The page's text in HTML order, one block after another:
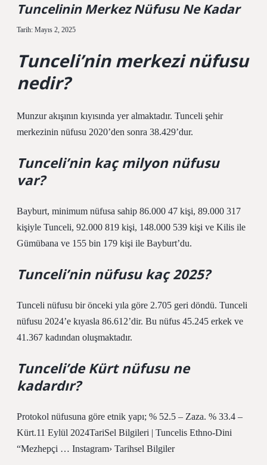
Tuncelinin Merkez Nüfusu Ne Kadar
Tarih: Mayıs 2, 2025
Tunceli’nin merkezi nüfusu
nedir?
Munzur akışının kıyısında yer almaktadır. Tunceli şehir
merkezinin nüfusu 2020’den sonra 38.429’dur.
Tunceli’nin kaç milyon nüfusu
var?
Bayburt, minimum nüfusa sahip 86.000 47 kişi, 89.000 317
kişiyle Tunceli, 92.000 819 kişi, 148.000 539 kişi ve Kilis ile
Gümübana ve 155 bin 179 kişi ile Bayburt’du.
Tunceli’nin nüfusu kaç 2025?
Tunceli nüfusu bir önceki yıla göre 2.705 geri döndü. Tunceli
nüfusu 2024’e kıyasla 86.612’dir. Bu nüfus 45.245 erkek ve
41.367 kadından oluşmaktadır.
Tunceli’de Kürt nüfusu ne
kadardır?
Protokol nüfusuna göre etnik yapı; % 52.5 – Zaza. % 33.4 –
Kürt.11 Eylül 2024TariSel Bilgileri | Tuncelis Ethno-Dini
“Mezhepçi … Instagram› Tarihsel Bilgiler